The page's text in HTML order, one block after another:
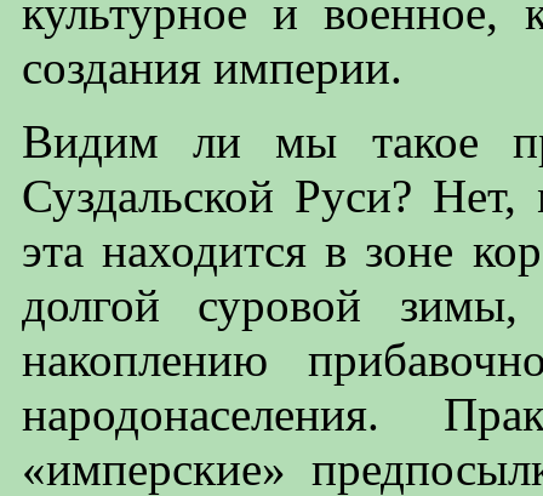
культурное и военное,
создания империи.
Видим ли мы такое
Суздальской Руси?
эта находится в зоне
долгой суровой зимы,
накоплению
народонаселения.
«имперские»